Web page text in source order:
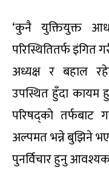
‘कुनै युक्तियुक्त
परिस्थितितर्फ इंगित
अध्यक्ष र बहाल
उपस्थित हुँदा कायम
परिषद्को तर्फबाट
अल्पमत भन्ने बुझिने
पुनर्विचार हुनु आवश्यक